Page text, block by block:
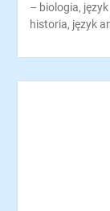
– biologia,
historia, język